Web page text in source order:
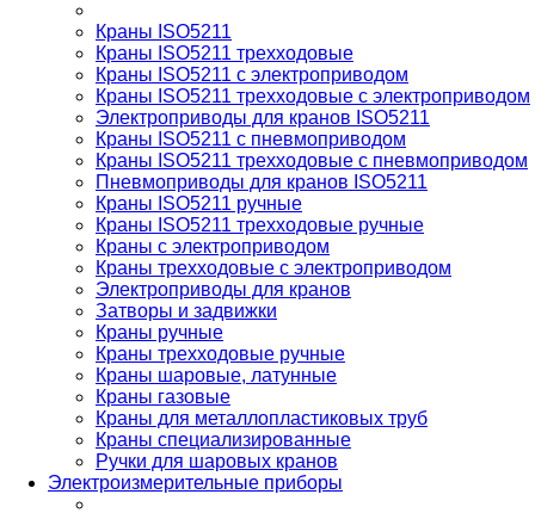
Краны ISO5211
Краны ISO5211 трехходовые
Краны ISO5211 с электроприводом
Краны ISO5211 трехходовые с электроприводом
Электроприводы для кранов ISO5211
Краны ISO5211 с пневмоприводом
Краны ISO5211 трехходовые с пневмоприводом
Пневмоприводы для кранов ISO5211
Краны ISO5211 ручные
Краны ISO5211 трехходовые ручные
Краны с электроприводом
Краны трехходовые с электроприводом
Электроприводы для кранов
Затворы и задвижки
Краны ручные
Краны трехходовые ручные
Краны шаровые, латунные
Краны газовые
Краны для металлопластиковых труб
Краны специализированные
Ручки для шаровых кранов
Электроизмерительные приборы